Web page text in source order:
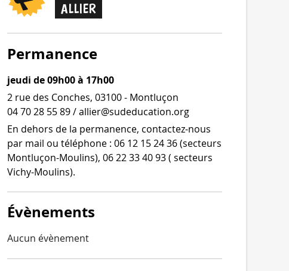
ALLIER
Permanence
jeudi de 09h00 à 17h00
2 rue des Conches, 03100 - Montluçon
04 70 28 55 89 / allier@sudeducation.org
En dehors de la per­ma­nence, contactez-​nous
par mail ou télé­phone : 06 12 15 24 36 (sec­teurs
Montluçon-​Moulins), 06 22 33 40 93 ( sec­teurs
Vichy-Moulins).
Évènements
Aucun évènement